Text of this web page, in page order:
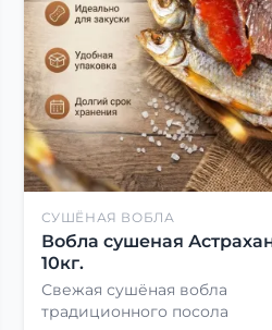
СУШЁНАЯ ВОБЛА
Вобла сушеная
10кг.
Свежая сушёная вобла
традиционного посола